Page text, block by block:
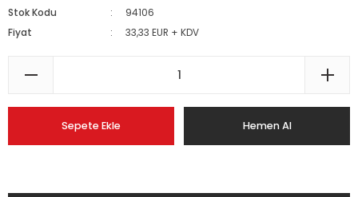
Stok Kodu
94106
Fiyat
33,33 EUR + KDV
Sepete Ekle Hemen Al